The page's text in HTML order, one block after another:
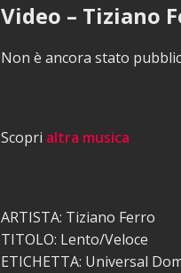
Video – Tiziano
Non è ancora stato
Scopri altra musica
ARTISTA: Tiziano Ferro
TITOLO: Lento/Veloce
ETICHETTA: Universal